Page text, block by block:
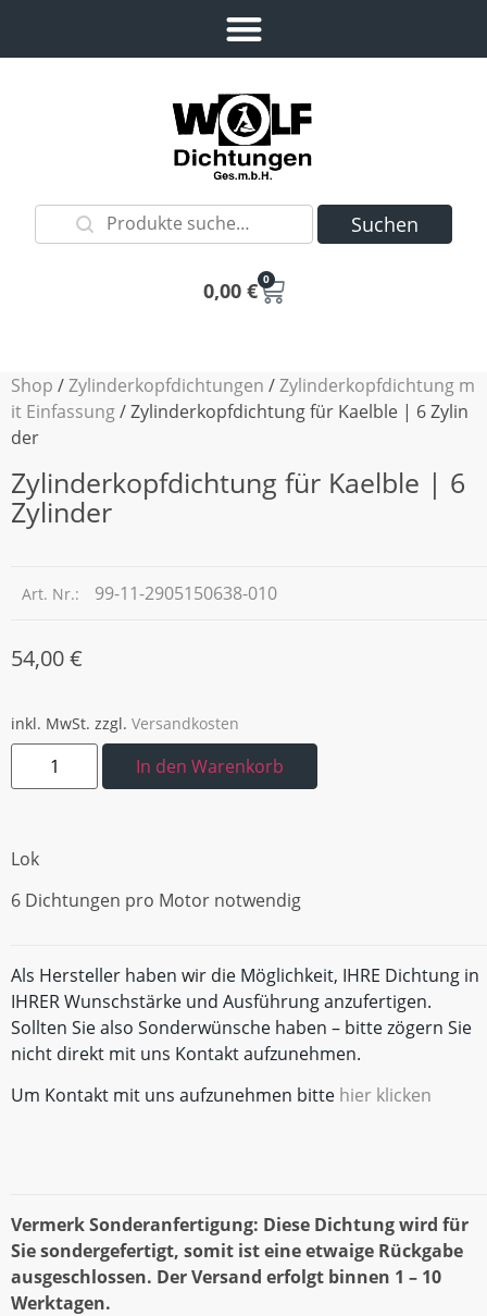
Suchen
0,00 € 0
Shop /Zylinderkopfdichtungen /Zylinderkopfdichtung m
it Einfassung/ Zylinderkopfdichtung für Kaelble | 6 Zylin
der
Zylinderkopfdichtung für Kaelble | 6
Zylinder
Art. Nr.: 99-11-2905150638-010
54,00€
inkl. MwSt. zzgl. Versandkosten
In den Warenkorb
Lok
6 Dichtungen pro Motor notwendig
Als Hersteller haben wir die Möglichkeit, IHRE Dichtung in
IHRER Wunschstärke und Ausführung anzufertigen.
Sollten Sie also Sonderwünsche haben – bitte zögern Sie
nicht direkt mit uns Kontakt aufzunehmen.
Um Kontakt mit uns aufzunehmen bitte hier klicken
Vermerk Sonderanfertigung: Diese Dichtung wird für
Sie sondergefertigt, somit ist eine etwaige Rückgabe
ausgeschlossen. Der Versand erfolgt binnen 1 – 10
Werktagen.